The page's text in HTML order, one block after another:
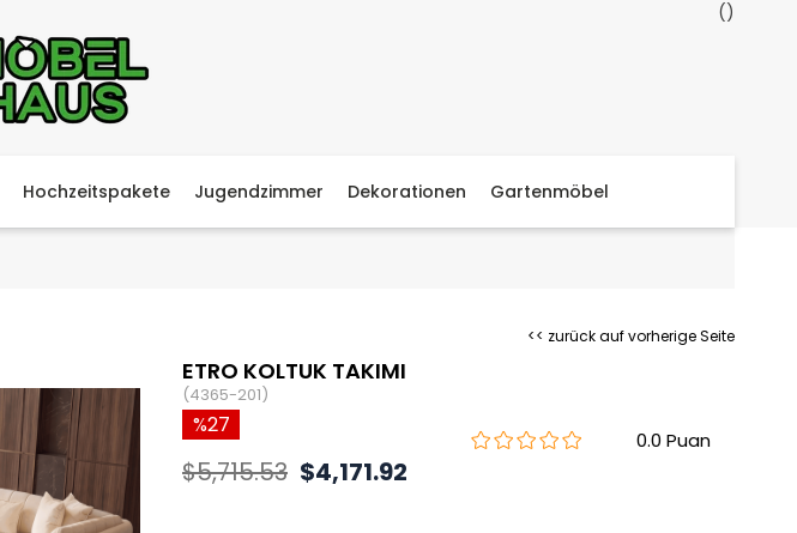
Hochzeitspakete Jugendzimmer Dekorationen Gartenmöbel
<< zurück auf vorherige Seite
ETRO KOLTUK TAKIMI
(4365-201)
0.0
27
$5,715.53 $4,171.92